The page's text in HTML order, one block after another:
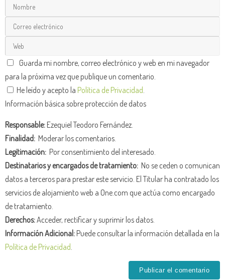
Guarda mi nombre, correo electrónico y web en mi navegador
para la próxima vez que publique un comentario.
He leído y acepto la Política de Privacidad.
Información básica sobre protección de datos
Responsable:Ezequiel Teodoro Fernández.
Finalidad: Moderar los comentarios.
Legitimación: Por consentimiento del interesado.
Destinatarios y encargados de tratamiento: No se ceden o comunican
datos a terceros para prestar este servicio. El Titular ha contratado los
servicios de alojamiento web a One.com que actúa como encargado
de tratamiento.
Derechos:Acceder, rectificar y suprimir los datos.
Información Adicional:Puede consultar la información detallada en la
Política de Privacidad.